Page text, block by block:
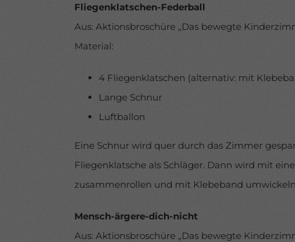
Fliegenklatschen-Federball
Aus: Aktionsbroschüre „Das bewegte
Material:
4 Fliegenklatschen (alternativ: mit
Lange Schnur
Luftballon
Eine Schnur wird quer durch das Zimmer
Fliegenklatsche als Schläger. Dann wird mit
zusammenrollen und mit Klebeband
Mensch-ärgere-dich-nicht
Aus: Aktionsbroschüre „Das bewegte